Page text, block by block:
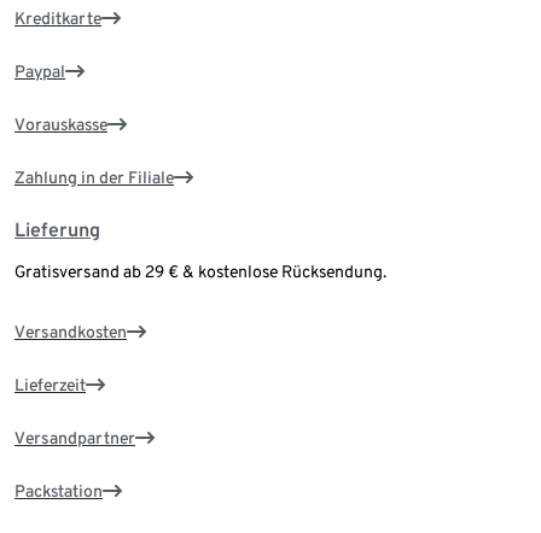
Kreditkarte
Paypal
Vorauskasse
Zahlung in der Filiale
Lieferung
Gratisversand ab 29 € & kostenlose Rücksendung.
Versandkosten
Lieferzeit
Versandpartner
Packstation